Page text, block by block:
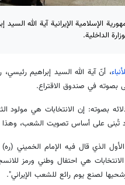
الإسلامية الإيرانية آية الله
الداخلية.
، أنّ آية الله السيد إبراهيم
بصوته في صندوق الاقتراع.
بصوته: إن الانتخابات هي مولود
تُبنى على أساس تصويت الشعب، وهذا
الذي قال فيه الإمام
هي احتفال وطني ورمز
لصنع يوم رائع للشعب الإيراني".